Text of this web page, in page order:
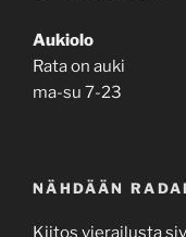
Aukiolo
Rata on auki
ma-su 7-23
NÄHDÄÄN
Kiitos vierailusta